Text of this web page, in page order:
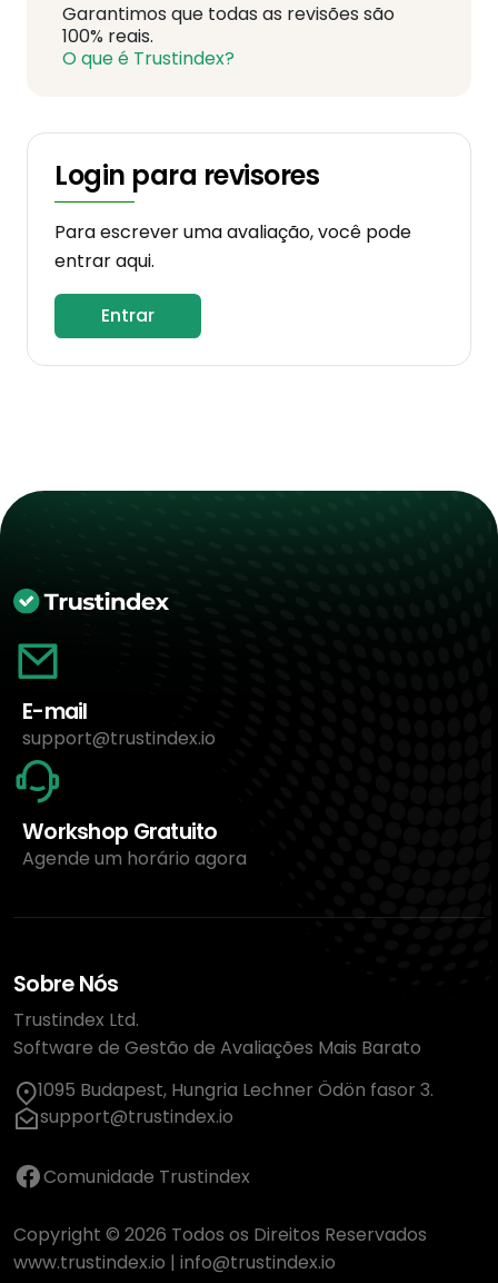
Garantimos que todas as revisões são
100% reais.
O que é Trustindex?
Login para revisores
Para escrever uma avaliação, você pode
entrar aqui.
Entrar
E-mail
support@trustindex.io
Workshop Gratuito
Agende um horário agora
Sobre Nós
Trustindex Ltd.
Software de Gestão de Avaliações Mais Barato
1095 Budapest, Hungria Lechner Ödön fasor 3.
support@trustindex.io
Comunidade Trustindex
Copyright © 2026 Todos os Direitos Reservados
www.trustindex.io | info@trustindex.io